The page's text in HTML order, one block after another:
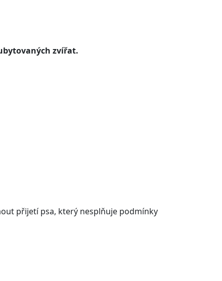
zvířat.
přijetí psa, který nesplňuje podmínky